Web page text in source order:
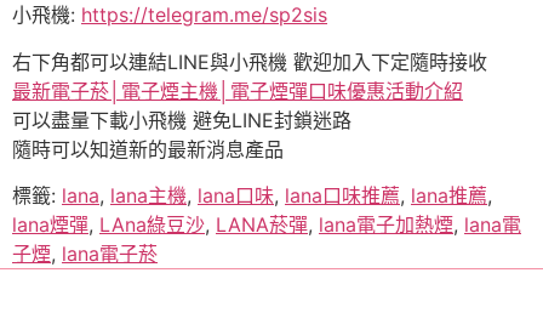
小飛機: https://telegram.me/sp2sis
右下角都可以連結LINE與小飛機 歡迎加入下定隨時接收
最新電子菸│電子煙主機│電子煙彈口味優惠活動介紹
可以盡量下載小飛機 避免LINE封鎖迷路
隨時可以知道新的最新消息產品
標籤: lana, lana主機, lana口味, lana口味推薦, lana推薦,
lana煙彈, LAna綠豆沙, LANA菸彈, lana電子加熱煙, lana電
子煙, lana電子菸